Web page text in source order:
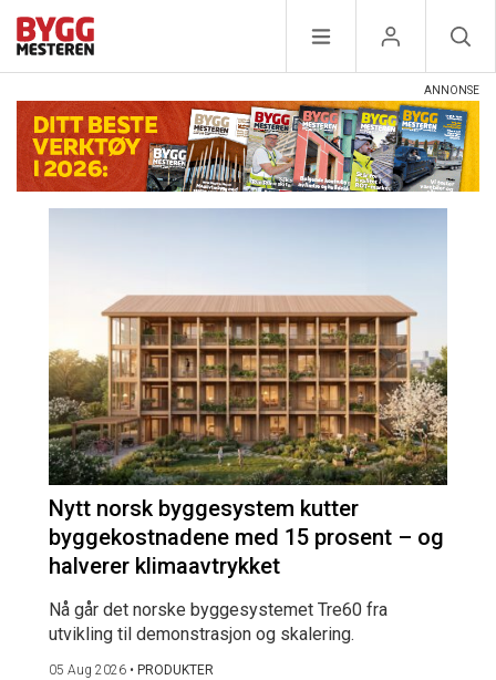
Nytt norsk byggesystem kutter
byggekostnadene med 15 prosent – og
halverer klimaavtrykket
Nå går det norske byggesystemet Tre60 fra
utvikling til demonstrasjon og skalering.
05 Aug 2026 • PRODUKTER